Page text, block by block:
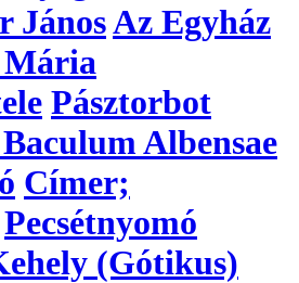
JánosAz Egyház
Mária
Pásztorbot
Albensae
Címer;
Pecsétnyomó
(Gótikus)